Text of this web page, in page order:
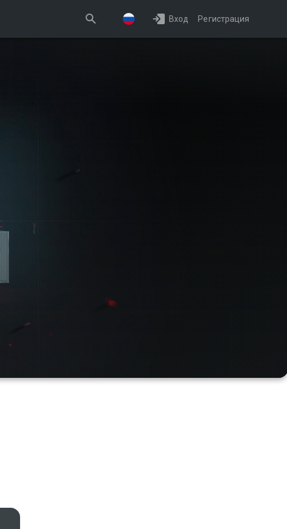
Вход Регистрация